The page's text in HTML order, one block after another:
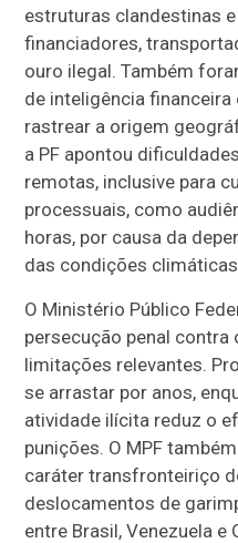
estruturas clandestinas
financiadores,
ouro ilegal. Também
de inteligência
rastrear a origem
a PF apontou
remotas, inclusive para
processuais, como
horas, por causa da
das condições
O Ministério Público
persecução penal
limitações relevantes.
se arrastar por anos,
atividade ilícita reduz o
punições. O MPF
caráter transfronteiriço
deslocamentos de
entre Brasil, Venezuela e